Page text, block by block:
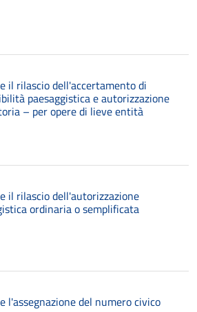
il rilascio dell'accertamento di
paesaggistica e autorizzazione
– per opere di lieve entità
il rilascio dell'autorizzazione
ordinaria o semplificata
l'assegnazione del numero civico